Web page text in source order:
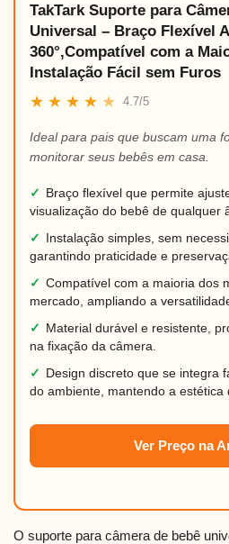
TakTark Suporte para
Universal – Braço Flexível
360°,Compatível com a
Instalação Fácil sem Furos
★ ★ ★ ★ ★ 4.7/5
Ideal para pais que buscam uma
monitorar seus bebês em casa.
✓
Braço flexível que permite
visualização do bebê de qualquer
✓
Instalação simples, sem
garantindo praticidade e
✓ Compatível com a maioria dos
mercado, ampliando a
✓
Material durável e resistente,
na fixação da câmera.
✓
Design discreto que se integra
do ambiente, mantendo a estética
Ver Preço na
O suporte para câmera de bebê